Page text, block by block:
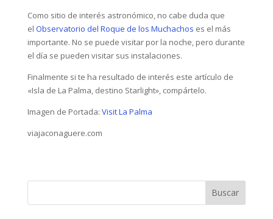
Como sitio de interés astronómico, no cabe duda que
el Observatorio del Roque de los Muchachos es el más
importante. No se puede visitar por la noche, pero durante
el día se pueden visitar sus instalaciones.
Finalmente si te ha resultado de interés este artículo de
«Isla de La Palma, destino Starlight», compártelo.
Imagen de Portada: Visit La Palma
viajaconaguere.com
Buscar